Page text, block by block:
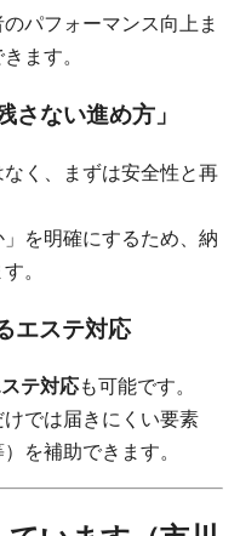
パフォーマンス向上ま
ます。
さない進め方」
く、まずは安全性と再
を明確にするため、納
。
エステ対応
テ対応も可能です。
では届きにくい要素
を補助できます。